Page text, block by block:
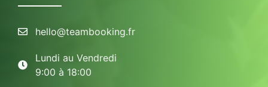
hello@teambooking.fr
Lundi au Vendredi
9:00 à 18:00